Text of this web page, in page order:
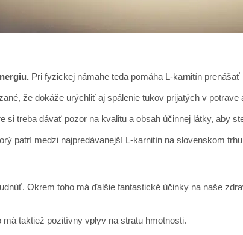
Pri fyzickej námahe teda pomáha L-karnitín
že dokáže urýchliť aj spálenie tukov prijatých v potrave
si treba dávať pozor na kvalitu a obsah účinnej látky, aby
patrí medzi najpredávanejší L-karnitín na slovenskom
Okrem toho má ďalšie fantastické účinky na naše
taktiež pozitívny vplyv na stratu hmotnosti.